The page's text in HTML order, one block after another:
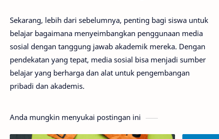
Sekarang, lebih dari sebelumnya, penting bagi siswa untuk
belajar bagaimana menyeimbangkan penggunaan media
sosial dengan tanggung jawab akademik mereka. Dengan
pendekatan yang tepat, media sosial bisa menjadi sumber
belajar yang berharga dan alat untuk pengembangan
pribadi dan akademis.
Anda mungkin menyukai postingan ini